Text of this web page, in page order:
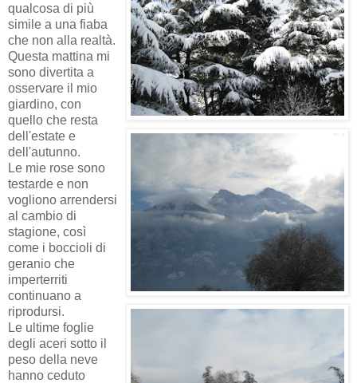
qualcosa di più
simile a una fiaba
che non alla realtà.
Questa mattina mi
sono divertita a
osservare il mio
giardino, con
quello che resta
dell'estate e
dell'autunno.
Le mie rose sono
testarde e non
vogliono arrendersi
al cambio di
stagione, così
come i boccioli di
geranio che
imperterriti
continuano a
riprodursi.
Le ultime foglie
degli aceri sotto il
peso della neve
hanno ceduto